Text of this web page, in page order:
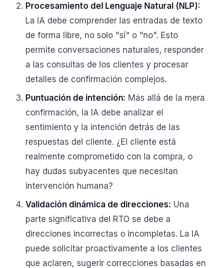
Procesamiento del Lenguaje Natural (NLP):
La IA debe comprender las entradas de texto
de forma libre, no solo "sí" o "no". Esto
permite conversaciones naturales, responder
a las consultas de los clientes y procesar
detalles de confirmación complejos.
Puntuación de intención: Más allá de la mera
confirmación, la IA debe analizar el
sentimiento y la intención detrás de las
respuestas del cliente. ¿El cliente está
realmente comprometido con la compra, o
hay dudas subyacentes que necesitan
intervención humana?
Validación dinámica de direcciones: Una
parte significativa del RTO se debe a
direcciones incorrectas o incompletas. La IA
puede solicitar proactivamente a los clientes
que aclaren, sugerir correcciones basadas en